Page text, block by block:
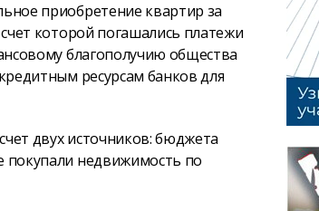
приобретение квартир за
которой погашались платежи
благополучию общества
ресурсам банков для
двух источников: бюджета
покупали недвижимость по